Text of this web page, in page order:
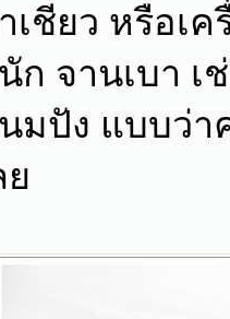
เชียว หรือเ
ก จานเบา เ
มปัง แบบว่า
ย